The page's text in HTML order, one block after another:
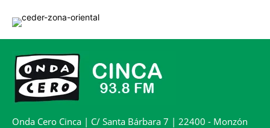
Onda Cero Cinca | C/ Santa Bárbara 7 | 22400 - Monzón